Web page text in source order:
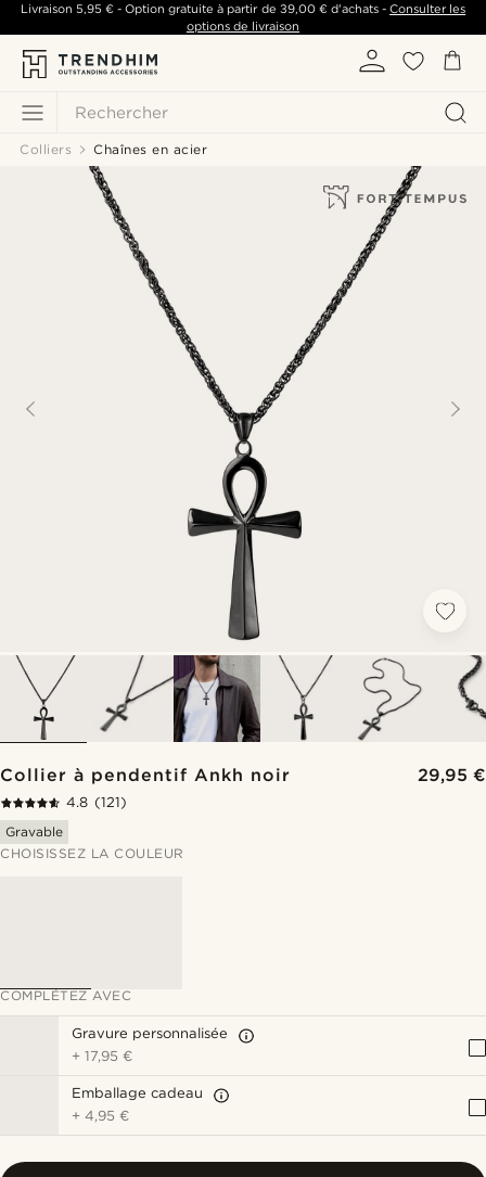
Rechercher
Livraison 5,95 €- Option gratuite à partir de 39,00 €d'achats -Consulter les
options de livraison
Colliers Chaînes en acier
Collier à pendentif Ankh noir 29,95 €
4.8 (121)
Gravable
CHOISISSEZ LA COULEUR
COMPLÉTEZ AVEC
Gravure personnalisée
+17,95 €
Emballage cadeau
+4,95 €